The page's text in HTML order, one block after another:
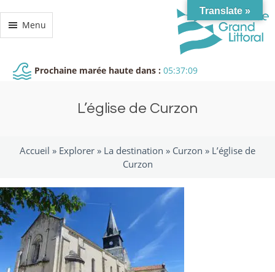
Menu
Prochaine marée haute dans : 05:37:09
L’église de Curzon
Accueil » Explorer » La destination » Curzon » L’église de
Curzon
Translate »